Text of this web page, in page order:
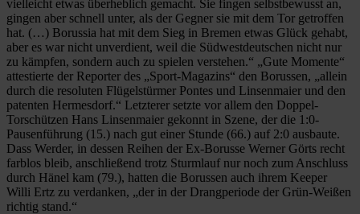
vielleicht etwas überheblich gemacht. Sie fingen selbstbewusst an,
gingen aber schnell unter, als der Gegner sie mit dem Tor getroffen
hat. (…) Borussia hat mit dem Sieg in Bremen etwas Glück gehabt,
aber es war nicht unverdient, weil die Südwestdeutschen nicht nur
zu kämpfen, sondern auch zu spielen verstehen.“ „Gute Momente“
attestierte der Reporter des „Sport-Magazins“ den Borussen, „allein
durch die resoluten Flügelstürmer Pontes und Linsenmaier und den
patenten Hermesdorf.“ Letzterer setzte vor allem den Doppel-
Torschützen Hans Linsenmaier gekonnt in Szene, der die 1:0-
Pausenführung (15.) nach gut einer Stunde (66.) auf 2:0 ausbaute.
Dass Werder, in dessen Reihen der Ex-Borusse Werner Görts recht
farblos bleib, anschließend trotz Sturmlauf nur noch zum Anschluss
durch Hänel kam (79.), hatten die Borussen auch ihrem Keeper
Willi Ertz zu verdanken, „der in der Drangperiode der Grün-Weißen
richtig stand.“